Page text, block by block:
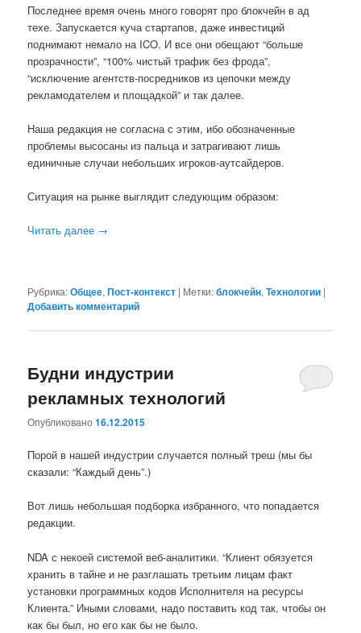
Последнее время очень много говорят про блокчейн в ад
техе. Запускается куча стартапов, даже инвестиций
поднимают немало на ICO. И все они обещают “больше
прозрачности”, “100% чистый трафик без фрода”,
“исключение агентств-посредников из цепочки между
рекламодателем и площадкой” и так далее.
Наша редакция не согласна с этим, ибо обозначенные
проблемы высосаны из пальца и затрагивают лишь
единичные случаи небольших игроков-аутсайдеров.
Ситуация на рынке выглядит следующим образом:
Читать далее →
Рубрика:Общее,Пост-контекст | Метки:блокчейн,Технологии |
Добавить комментарий
Будни индустрии
рекламных технологий
Опубликовано16.12.2015
Порой в нашей индустрии случается полный треш (мы бы
сказали: “Каждый день”.)
Вот лишь небольшая подборка избранного, что попадается
редакции.
NDA с некоей системой веб-аналитики. “Клиент обязуется
хранить в тайне и не разглашать третьим лицам факт
установки программных кодов Исполнителя на ресурсы
Клиента.” Иными словами, надо поставить код так, чтобы он
как бы был, но его как бы не было.